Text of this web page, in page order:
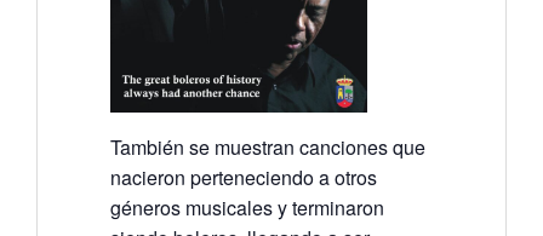
También se muestran canciones que
nacieron perteneciendo a otros
géneros musicales y terminaron